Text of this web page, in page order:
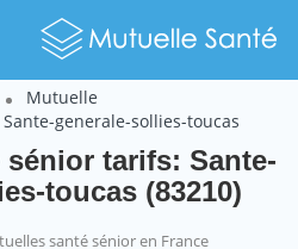
Mutuelle
generale-sollies-toucas
tarifs: Sante-
toucas (83210)
santé sénior en France